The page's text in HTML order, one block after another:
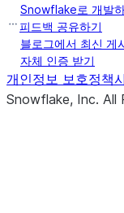
Snowflake로 개발
피드백 공유하기
블로그에서 최신 게
자체 인증 받기
개인정보 보호정책
Snowflake, Inc. All